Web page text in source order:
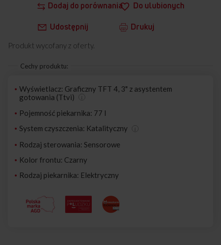
Dodaj do porównania Do ulubionych
Udostępnij Drukuj
Produkt wycofany z oferty.
Cechy produktu:
Wyświetlacz: Graficzny TFT 4, 3" z asystentem
gotowania (Ttvi)
Pojemność piekarnika: 77 l
System czyszczenia: Katalityczny
Rodzaj sterowania: Sensorowe
Kolor frontu: Czarny
Rodzaj piekarnika: Elektryczny